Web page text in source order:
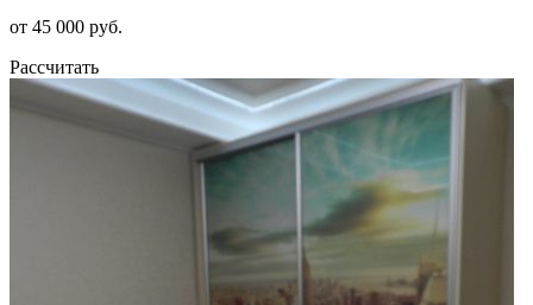
от 45 000 руб.
Рассчитать